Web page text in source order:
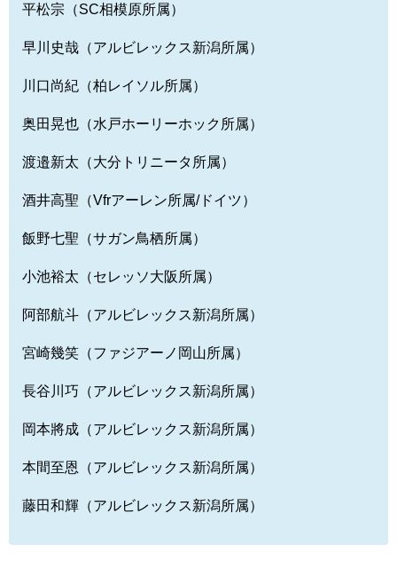
平松宗（SC相模原所属）
早川史哉（アルビレックス新潟所属）
川口尚紀（柏レイソル所属）
奥田晃也（水戸ホーリーホック所属）
渡邉新太（大分トリニータ所属）
酒井高聖（Vfrアーレン所属/ドイツ）
飯野七聖（サガン鳥栖所属）
小池裕太（セレッソ大阪所属）
阿部航斗（アルビレックス新潟所属）
宮崎幾笑（ファジアーノ岡山所属）
長谷川巧（アルビレックス新潟所属）
岡本將成（アルビレックス新潟所属）
本間至恩（アルビレックス新潟所属）
藤田和輝（アルビレックス新潟所属）